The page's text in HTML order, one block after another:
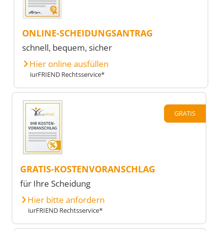
ONLINE-SCHEIDUNGSANTRAG
schnell, bequem, sicher
Hier online ausfüllen
iurFRIEND Rechtsservice*
GRATIS
GRATIS-KOSTENVORANSCHLAG
für Ihre Scheidung
Hier bitte anfordern
iurFRIEND Rechtsservice*